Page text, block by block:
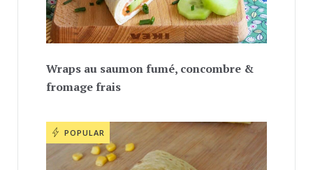
Wraps au saumon fumé, concombre &
fromage frais
POPULAR